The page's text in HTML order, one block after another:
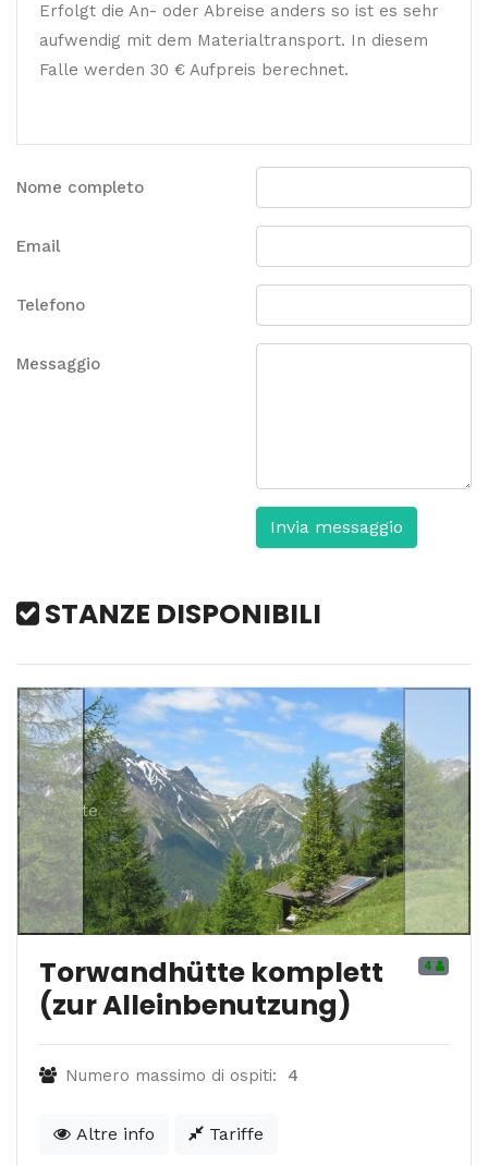
Erfolgt die An- oder Abreise anders so ist es sehr
aufwendig mit dem Materialtransport. In diesem
Falle werden 30 € Aufpreis berechnet.
Nome completo
Email
Telefono
Messaggio
Invia messaggio
STANZE DISPONIBILI
Precedente Avanti
4
Torwandhütte komplett
(zur Alleinbenutzung)
Numero massimo di ospiti: 4
Altre info Tariffe